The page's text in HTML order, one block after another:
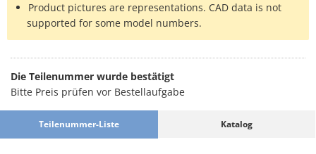
Product pictures are representations. CAD data is not
supported for some model numbers.
Die Teilenummer wurde bestätigt
Bitte Preis prüfen vor Bestellaufgabe
Teilenummer-Liste Katalog